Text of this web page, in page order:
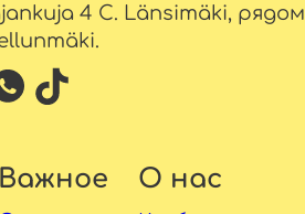
4 C. Länsimäki, рядом
Важное О нас